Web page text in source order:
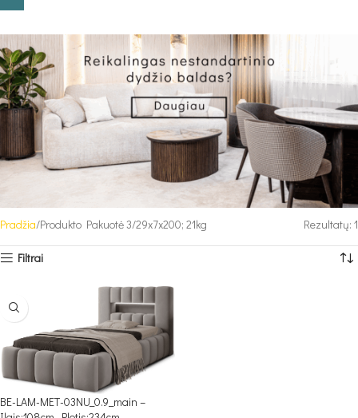
Pradžia Produkto Pakuotė 3 29x7x200; 21kg Rezultatų: 1
Filtrai
BE-LAM-MET-03NU_0.9_main –